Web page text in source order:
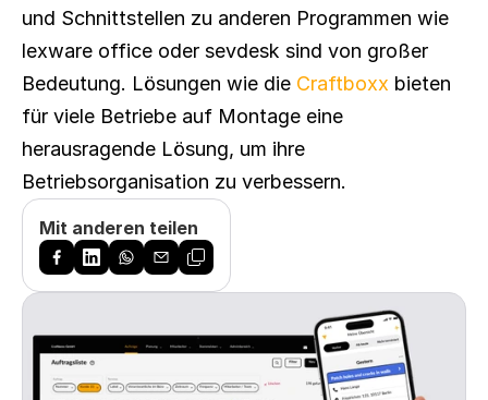
und Schnittstellen zu anderen Programmen wie
lexware office oder sevdesk sind von großer
Bedeutung. Lösungen wie die Craftboxx bieten
für viele Betriebe auf Montage eine
herausragende Lösung, um ihre
Betriebsorganisation zu verbessern.
Mit anderen teilen